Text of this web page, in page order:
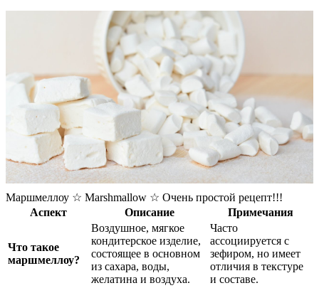
Маршмеллоу ☆ Marshmallow ☆ Очень простой рецепт!!!
Аспект
Описание Примечания
Что такое
маршмеллоу?
Воздушное, мягкое
кондитерское изделие,
состоящее в основном
из сахара, воды,
желатина и воздуха.
Часто
ассоциируется с
зефиром, но имеет
отличия в текстуре
и составе.